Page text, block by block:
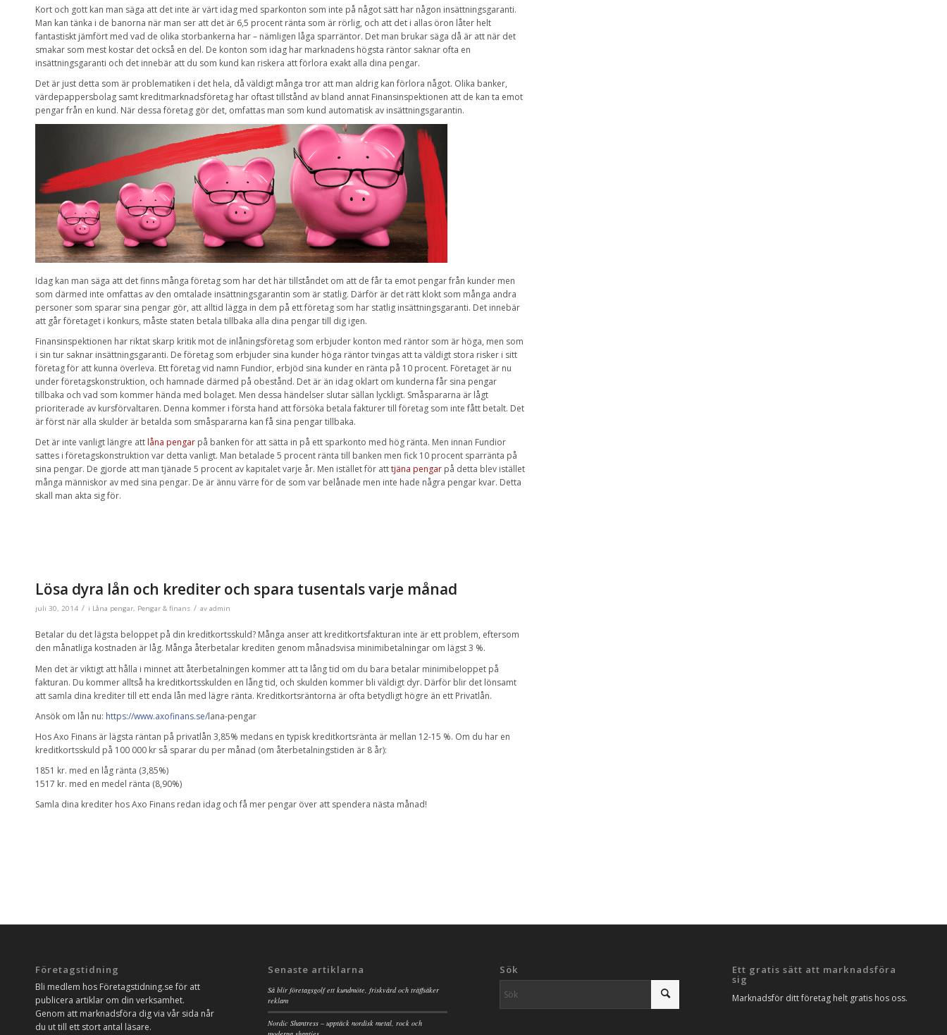
Kort och gott kan man säga att det inte är värt idag med sparkonton som inte på något sätt har någon insättningsgaranti.
Man kan tänka i de banorna när man ser att det är 6,5 procent ränta som är rörlig, och att det i allas öron låter helt
fantastiskt jämfört med vad de olika storbankerna har – nämligen låga sparräntor. Det man brukar säga då är att när det
smakar som mest kostar det också en del. De konton som idag har marknadens högsta räntor saknar ofta en
insättningsgaranti och det innebär att du som kund kan riskera att förlora exakt alla dina pengar.
Det är just detta som är problematiken i det hela, då väldigt många tror att man aldrig kan förlora något. Olika banker,
värdepappersbolag samt kreditmarknadsföretag har oftast tillstånd av bland annat Finansinspektionen att de kan ta emot
pengar från en kund. När dessa företag gör det, omfattas man som kund automatisk av insättningsgarantin.
Idag kan man säga att det finns många företag som har det här tillståndet om att de får ta emot pengar från kunder men
som därmed inte omfattas av den omtalade insättningsgarantin som är statlig. Därför är det rätt klokt som många andra
personer som sparar sina pengar gör, att alltid lägga in dem på ett företag som har statlig insättningsgaranti. Det innebär
att går företaget i konkurs, måste staten betala tillbaka alla dina pengar till dig igen.
Finansinspektionen har riktat skarp kritik mot de inlåningsföretag som erbjuder konton med räntor som är höga, men som
i sin tur saknar insättningsgaranti. De företag som erbjuder sina kunder höga räntor tvingas att ta väldigt stora risker i sitt
företag för att kunna överleva. Ett företag vid namn Fundior, erbjöd sina kunder en ränta på 10 procent. Företaget är nu
under företagskonstruktion, och hamnade därmed på obestånd. Det är än idag oklart om kunderna får sina pengar
tillbaka och vad som kommer hända med bolaget. Men dessa händelser slutar sällan lyckligt. Småspararna är lågt
prioriterade av kursförvaltaren. Denna kommer i första hand att försöka betala fakturer till företag som inte fått betalt. Det
är först när alla skulder är betalda som småspararna kan få sina pengar tillbaka.
Det är inte vanligt längre att låna pengar på banken för att sätta in på ett sparkonto med hög ränta. Men innan Fundior
sattes i företagskonstruktion var detta vanligt. Man betalade 5 procent ränta till banken men fick 10 procent sparränta på
sina pengar. De gjorde att man tjänade 5 procent av kapitalet varje år. Men istället för atttjäna pengar på detta blev istället
många människor av med sina pengar. De är ännu värre för de som var belånade men inte hade några pengar kvar. Detta
skall man akta sig för.
Lösa dyra lån och krediter och spara tusentals varje månad
juli 30, 2014 / i Låna pengar, Pengar & finans / av admin
Betalar du det lägsta beloppet på din kreditkortsskuld? Många anser att kreditkortsfakturan inte är ett problem, eftersom
den månatliga kostnaden är låg. Många återbetalar krediten genom månadsvisa minimibetalningar om lägst 3 %.
Men det är viktigt att hålla i minnet att återbetalningen kommer att ta lång tid om du bara betalar minimibeloppet på
fakturan. Du kommer alltså ha kreditkortsskulden en lång tid, och skulden kommer bli väldigt dyr. Därför blir det lönsamt
att samla dina krediter till ett enda lån med lägre ränta. Kreditkortsräntorna är ofta betydligt högre än ett Privatlån.
Ansök om lån nu: https://www.axofinans.se/lana-pengar
Hos Axo Finans är lägsta räntan på privatlån 3,85% medans en typisk kreditkortsränta är mellan 12-15 %. Om du har en
kreditkortsskuld på 100 000 kr så sparar du per månad (om återbetalningstiden är 8 år):
1851 kr. med en låg ränta (3,85%)
1517 kr. med en medel ränta (8,90%)
Samla dina krediter hos Axo Finans redan idag och få mer pengar över att spendera nästa månad!
Företagstidning
Bli medlem hos Företagstidning.se för att
publicera artiklar om din verksamhet.
Genom att marknadsföra dig via vår sida når
du ut till ett stort antal läsare.
Senaste artiklarna
Så blir företagsgolf ett kundmöte, friskvård och träffsäker
reklam
Nordic Shantress – upptäck nordisk metal, rock och
Sök Ett gratis sätt att marknadsföra
sig
Marknadsför ditt företag helt gratis hos oss.